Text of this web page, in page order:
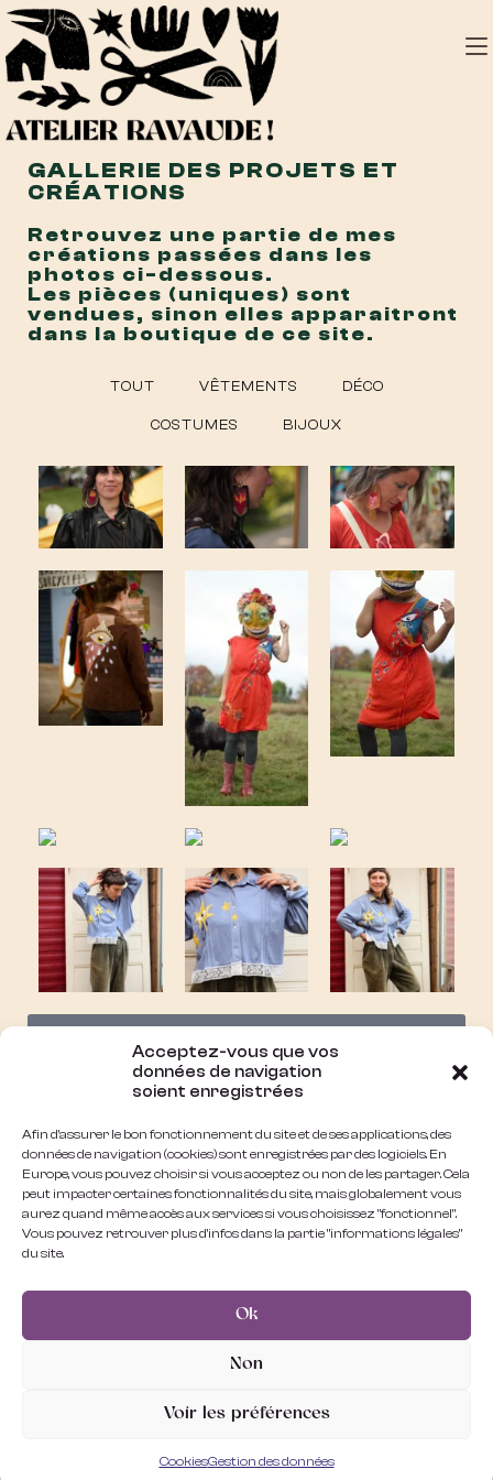
Acceptez-vous que vos
données de navigation
soient enregistrées
Afin d'assurer le bon fonctionnement du site et de ses applications, des
données de navigation (cookies) sont enregistrées par des logiciels. En
Europe, vous pouvez choisir si vous acceptez ou non de les partager. Cela
peut impacter certaines fonctionnalités du site, mais globalement vous
aurez quand même accès aux services si vous choisissez "fonctionnel".
Vous pouvez retrouver plus d'infos dans la partie "informations légales"
du site.
Ok
Non
Voir les préférences
CookiesGestion des données
GALLERIE DES PROJETS ET
CRÉATIONS
Retrouvez une partie de mes
créations passées dans les
photos ci-dessous.
Les pièces (uniques) sont
vendues, sinon elles apparaitront
dans la boutique de ce site.
TOUT VÊTEMENTS DÉCO
COSTUMES BIJOUX
Plus de
photos
COTÉ LEGAL :
Données personelles